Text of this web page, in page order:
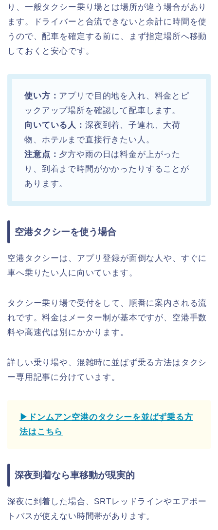
り、一般タクシー乗り場とは場所が違う場合があり
ます。ドライバーと合流できないと余計に時間を使
うので、配車を確定する前に、まず指定場所へ移動
しておくと安心です。
使い方： アプリで目的地を入れ、料金とピ
ックアップ場所を確認して配車します。
向いている人： 深夜到着、子連れ、大荷
物、ホテルまで直接行きたい人。
注意点： 夕方や雨の日は料金が上がった
り、到着まで時間がかかったりすることが
あります。
空港タクシーを使う場合
空港タクシーは、アプリ登録が面倒な人や、すぐに
車へ乗りたい人に向いています。
タクシー乗り場で受付をして、順番に案内される流
れです。料金はメーター制が基本ですが、空港手数
料や高速代は別にかかります。
詳しい乗り場や、混雑時に並ばず乗る方法はタクシ
ー専用記事に分けています。
▶ドンムアン空港のタクシーを並ばず乗る方
法はこちら
深夜到着なら車移動が現実的
深夜に到着した場合、SRTレッドラインやエアポー
トバスが使えない時間帯があります。